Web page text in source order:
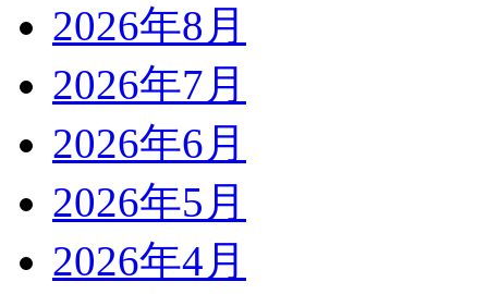
2026年8月
2026年7月
2026年6月
2026年5月
2026年4月